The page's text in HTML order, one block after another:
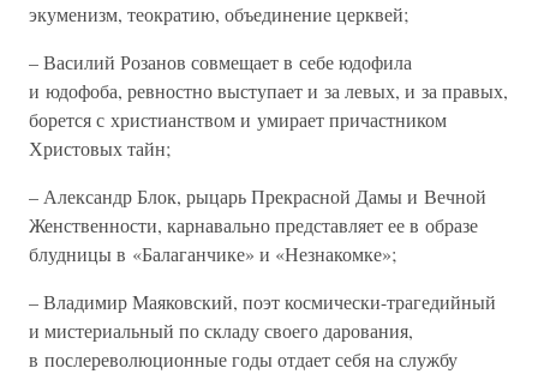
экуменизм, теократию, объединение церквей;
– Василий Розанов совмещает в себе юдофила
и юдофоба, ревностно выступает и за левых, и за правых,
борется с христианством и умирает причастником
Христовых тайн;
– Александр Блок, рыцарь Прекрасной Дамы и Вечной
Женственности, карнавально представляет ее в образе
блудницы в «Балаганчике» и «Незнакомке»;
– Владимир Маяковский, поэт космически-трагедийный
и мистериальный по складу своего дарования,
в послереволюционные годы отдает себя на службу